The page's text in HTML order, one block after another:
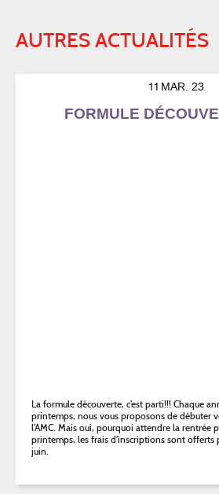
AUTRES ACTUALITÉS
11 MAR. 23
FORMULE
La formule découverte, c’est parti!!! Chaque
printemps, nous vous proposons de débuter
l’AMC. Mais oui, pourquoi attendre la rentrée
printemps, les frais d’inscriptions sont offerts
juin.